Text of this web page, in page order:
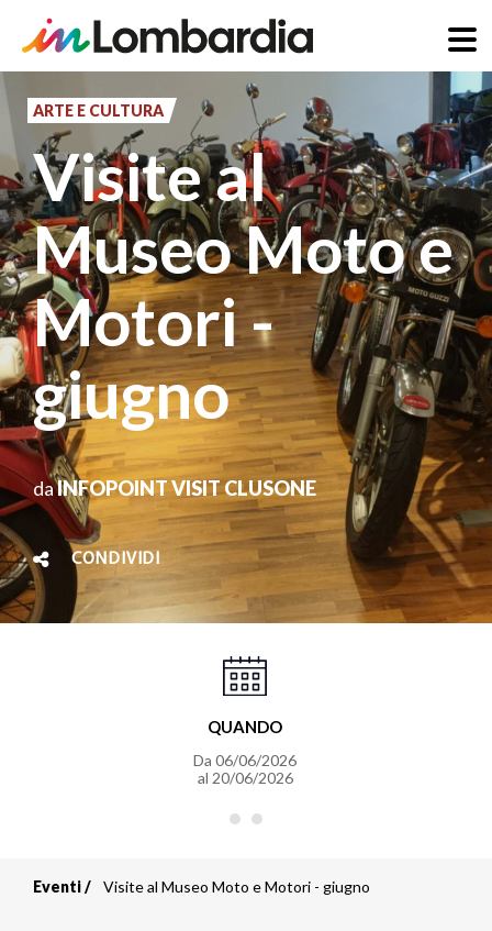
Salta
al
contenuto
principale
ARTE E CULTURA
Visite al
Museo Moto e
Motori -
giugno
daINFOPOINT VISIT CLUSONE
CONDIVIDI
QUANDO
Da06/06/2026
al 20/06/2026
Eventi Visite al Museo Moto e Motori - giugno